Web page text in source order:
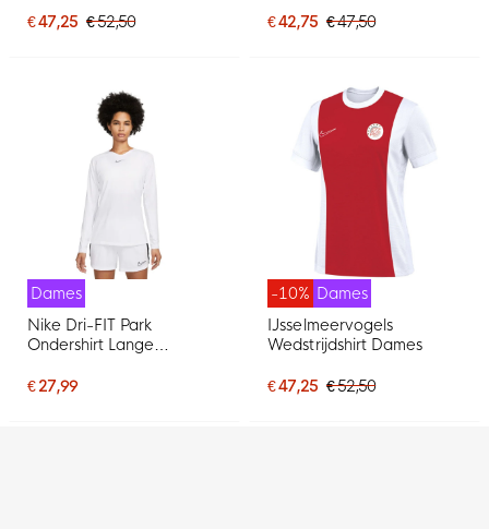
€ 47,25 € 52,50 € 42,75 € 47,50
Dames
Nike Dri-FIT Park
Ondershirt Lange
€ 27,99
-10% Dames
IJsselmeervogels
Wedstrijdshirt Dames
€ 47,25 € 52,50